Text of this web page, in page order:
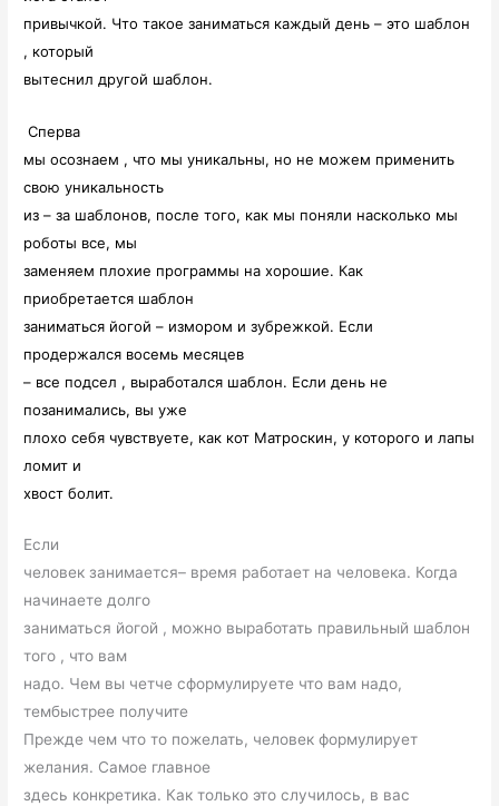
привычкой. Что такое заниматься каждый день – это шаблон
, который
вытеснил другой шаблон.
Сперва
мы осознаем , что мы уникальны, но не можем применить
свою уникальность
из – за шаблонов, после того, как мы поняли насколько мы
роботы все, мы
заменяем плохие программы на хорошие. Как
приобретается шаблон
заниматься йогой – измором и зубрежкой. Если
продержался восемь месяцев
– все подсел , выработался шаблон. Если день не
позанимались, вы уже
плохо себя чувствуете, как кот Матроскин, у которого и лапы
ломит и
хвост болит.
Если
человек занимается– время работает на человека. Когда
начинаете долго
заниматься йогой , можно выработать правильный шаблон
того , что вам
надо. Чем вы четче сформулируете что вам надо,
тембыстрее получите
Прежде чем что то пожелать, человек формулирует
желания. Самое главное
здесь конкретика. Как только это случилось, в вас